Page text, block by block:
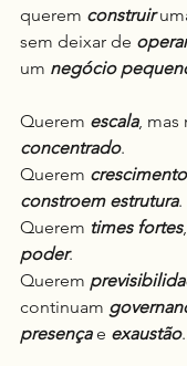
querem construir
sem deixar de operar
um negócio
Querem escala, mas
concentrado.
Querem crescimento
constroem estrutura.
Querem times fortes
poder.
Querem
continuam
presença e exaustão.